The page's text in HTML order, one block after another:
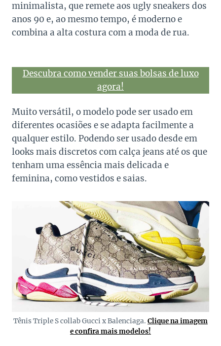
minimalista, que remete aos ugly sneakers dos
anos 90 e, ao mesmo tempo, é moderno e
combina a alta costura com a moda de rua.
Descubra como vender suas bolsas de luxo
agora!
Muito versátil, o modelo pode ser usado em
diferentes ocasiões e se adapta facilmente a
qualquer estilo. Podendo ser usado desde em
looks mais discretos com calça jeans até os que
tenham uma essência mais delicada e
feminina, como vestidos e saias.
Tênis Triple S collab Gucci x Balenciaga. Clique na imagem
e confira mais modelos!